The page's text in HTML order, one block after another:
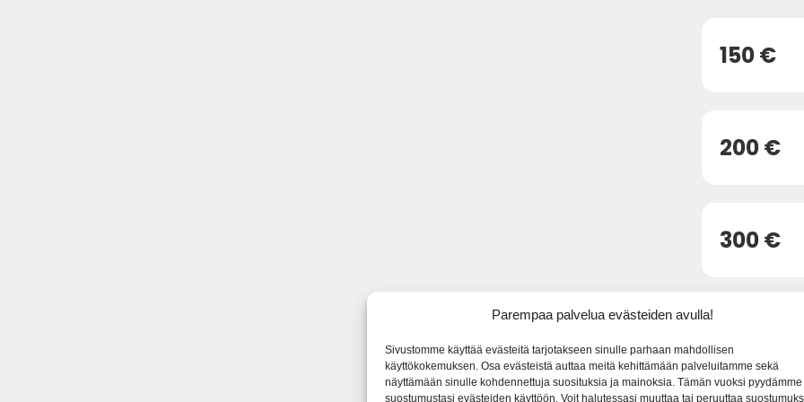
Parempaa palvelua evästeiden avulla!
Sivustomme käyttää evästeitä tarjotakseen sinulle parhaan mahdollisen
käyttökokemuksen. Osa evästeistä auttaa meitä kehittämään palveluitamme sekä
näyttämään sinulle kohdennettuja suosituksia ja mainoksia. Tämän vuoksi pyydämme
suostumustasi evästeiden käyttöön. Voit halutessasi muuttaa tai peruuttaa
150 €
200 €
300 €